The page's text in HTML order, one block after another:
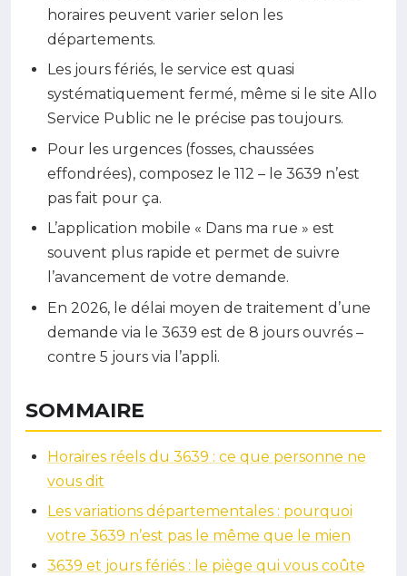
horaires peuvent varier selon les
départements.
Les jours fériés, le service est quasi
systématiquement fermé, même si le site Allo
Service Public ne le précise pas toujours.
Pour les urgences (fosses, chaussées
effondrées), composez le 112 – le 3639 n’est
pas fait pour ça.
L’application mobile « Dans ma rue » est
souvent plus rapide et permet de suivre
l’avancement de votre demande.
En 2026, le délai moyen de traitement d’une
demande via le 3639 est de 8 jours ouvrés –
contre 5 jours via l’appli.
SOMMAIRE
Horaires réels du 3639 : ce que personne ne
vous dit
Les variations départementales : pourquoi
votre 3639 n’est pas le même que le mien
3639 et jours fériés : le piège qui vous coûte